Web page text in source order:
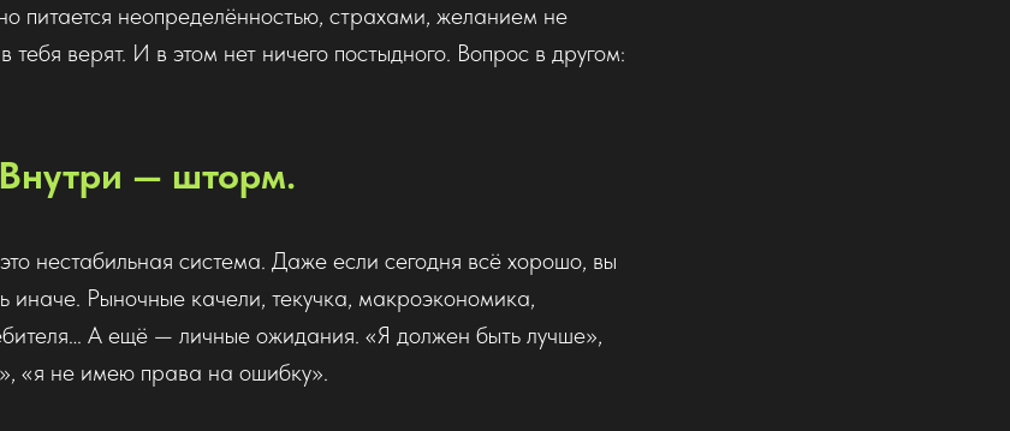
неопределённостью, страхами, желанием не
тебя верят. И в этом нет ничего постыдного. Вопрос в другом:
— шторм.
нестабильная система. Даже если сегодня всё хорошо, вы
иначе. Рыночные качели, текучка, макроэкономика,
А ещё — личные ожидания. «Я должен быть лучше»,
«я не имею права на ошибку».